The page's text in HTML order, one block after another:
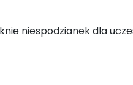
niespodzianek dla